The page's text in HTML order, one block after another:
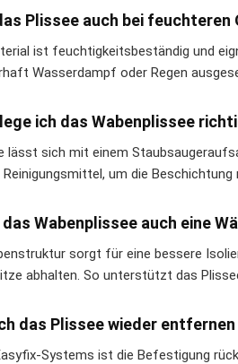
Plissee auch bei
ist feuchtigkeitsbeständig und
Wasserdampf oder Regen
ich das Wabenplissee
lässt sich mit einem
um die Beschichtung
Wabenplissee auch eine
sorgt für eine bessere
abhalten. So unterstützt das
das Plissee wieder
Systems ist die Befestigung